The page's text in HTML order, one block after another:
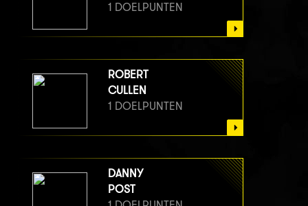
1 DOELPUNTEN
ROBERT
CULLEN
1 DOELPUNTEN
DANNY
POST